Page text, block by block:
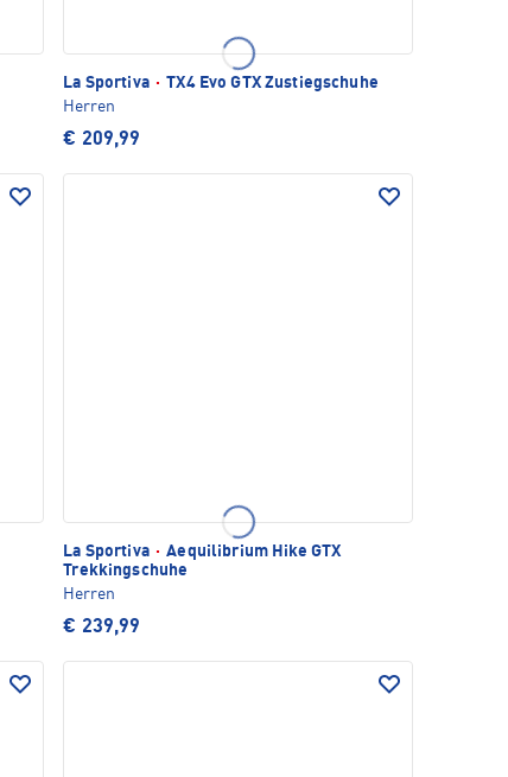
La Sportiva · TX4 Evo GTX Zustiegschuhe
Herren
€ 209,99
La Sportiva · Aequilibrium Hike GTX
Trekkingschuhe
Herren
€ 239,99